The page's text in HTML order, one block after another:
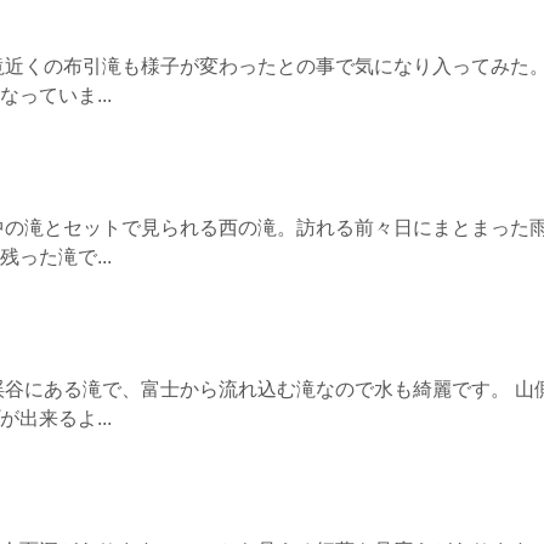
くの布引滝も様子が変わったとの事で気になり入ってみた
っていま...
滝とセットで見られる西の滝。訪れる前々日にまとまった
った滝で...
にある滝で、富士から流れ込む滝なので水も綺麗です。 山
出来るよ...